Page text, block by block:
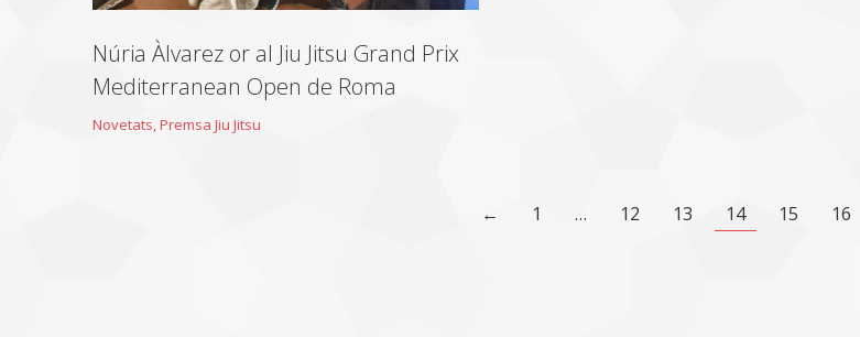
Núria Àlvarez or al Jiu Jitsu Grand Prix
Mediterranean Open de Roma
Novetats,Premsa Jiu Jitsu
← 1 … 12 13 14 15 16